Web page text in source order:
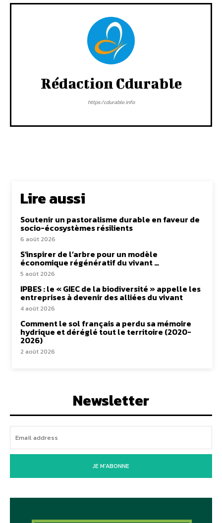
Rédaction Cdurable
https:/cdurable.info
Lire aussi
Soutenir un pastoralisme durable en faveur de
socio-écosystèmes résilients
6 août 2026
S’inspirer de l’arbre pour un modèle
économique régénératif du vivant …
5 août 2026
IPBES : le « GIEC de la biodiversité » appelle les
entreprises à devenir des alliées du vivant
4 août 2026
Comment le sol français a perdu sa mémoire
hydrique et déréglé tout le territoire (2020-
2026)
2 août 2026
Newsletter
JE M'ABONNE